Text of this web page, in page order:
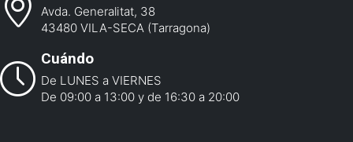
Avda. Generalitat, 38
43480 VILA-SECA (Tarragona)
Cuándo
De LUNES a VIERNES
De 09:00 a 13:00 y de 16:30 a 20:00